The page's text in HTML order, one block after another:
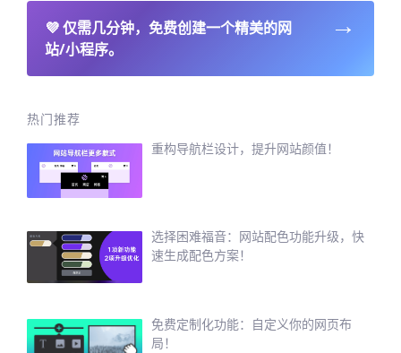
💜仅需几分钟，免费创建一个精美的网
站/小程序。
→
热门推荐
重构导航栏设计，提升网站颜值！
选择困难福音：网站配色功能升级，快
速生成配色方案！
免费定制化功能：自定义你的网页布
局！